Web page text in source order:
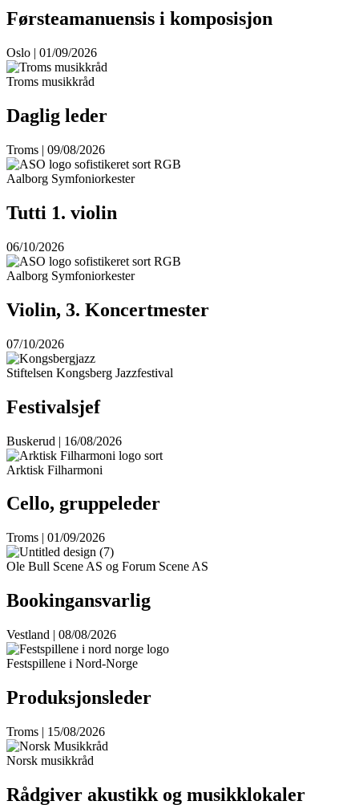
Førsteamanuensis i komposisjon
Oslo | 01/09/2026
Troms musikkråd
Daglig leder
Troms | 09/08/2026
Aalborg Symfoniorkester
Tutti 1. violin
06/10/2026
Aalborg Symfoniorkester
Violin, 3. Koncertmester
07/10/2026
Stiftelsen Kongsberg Jazzfestival
Festivalsjef
Buskerud | 16/08/2026
Arktisk Filharmoni
Cello, gruppeleder
Troms | 01/09/2026
Ole Bull Scene AS og Forum Scene AS
Bookingansvarlig
Vestland | 08/08/2026
Festspillene i Nord-Norge
Produksjonsleder
Troms | 15/08/2026
Norsk musikkråd
Rådgiver akustikk og musikklokaler